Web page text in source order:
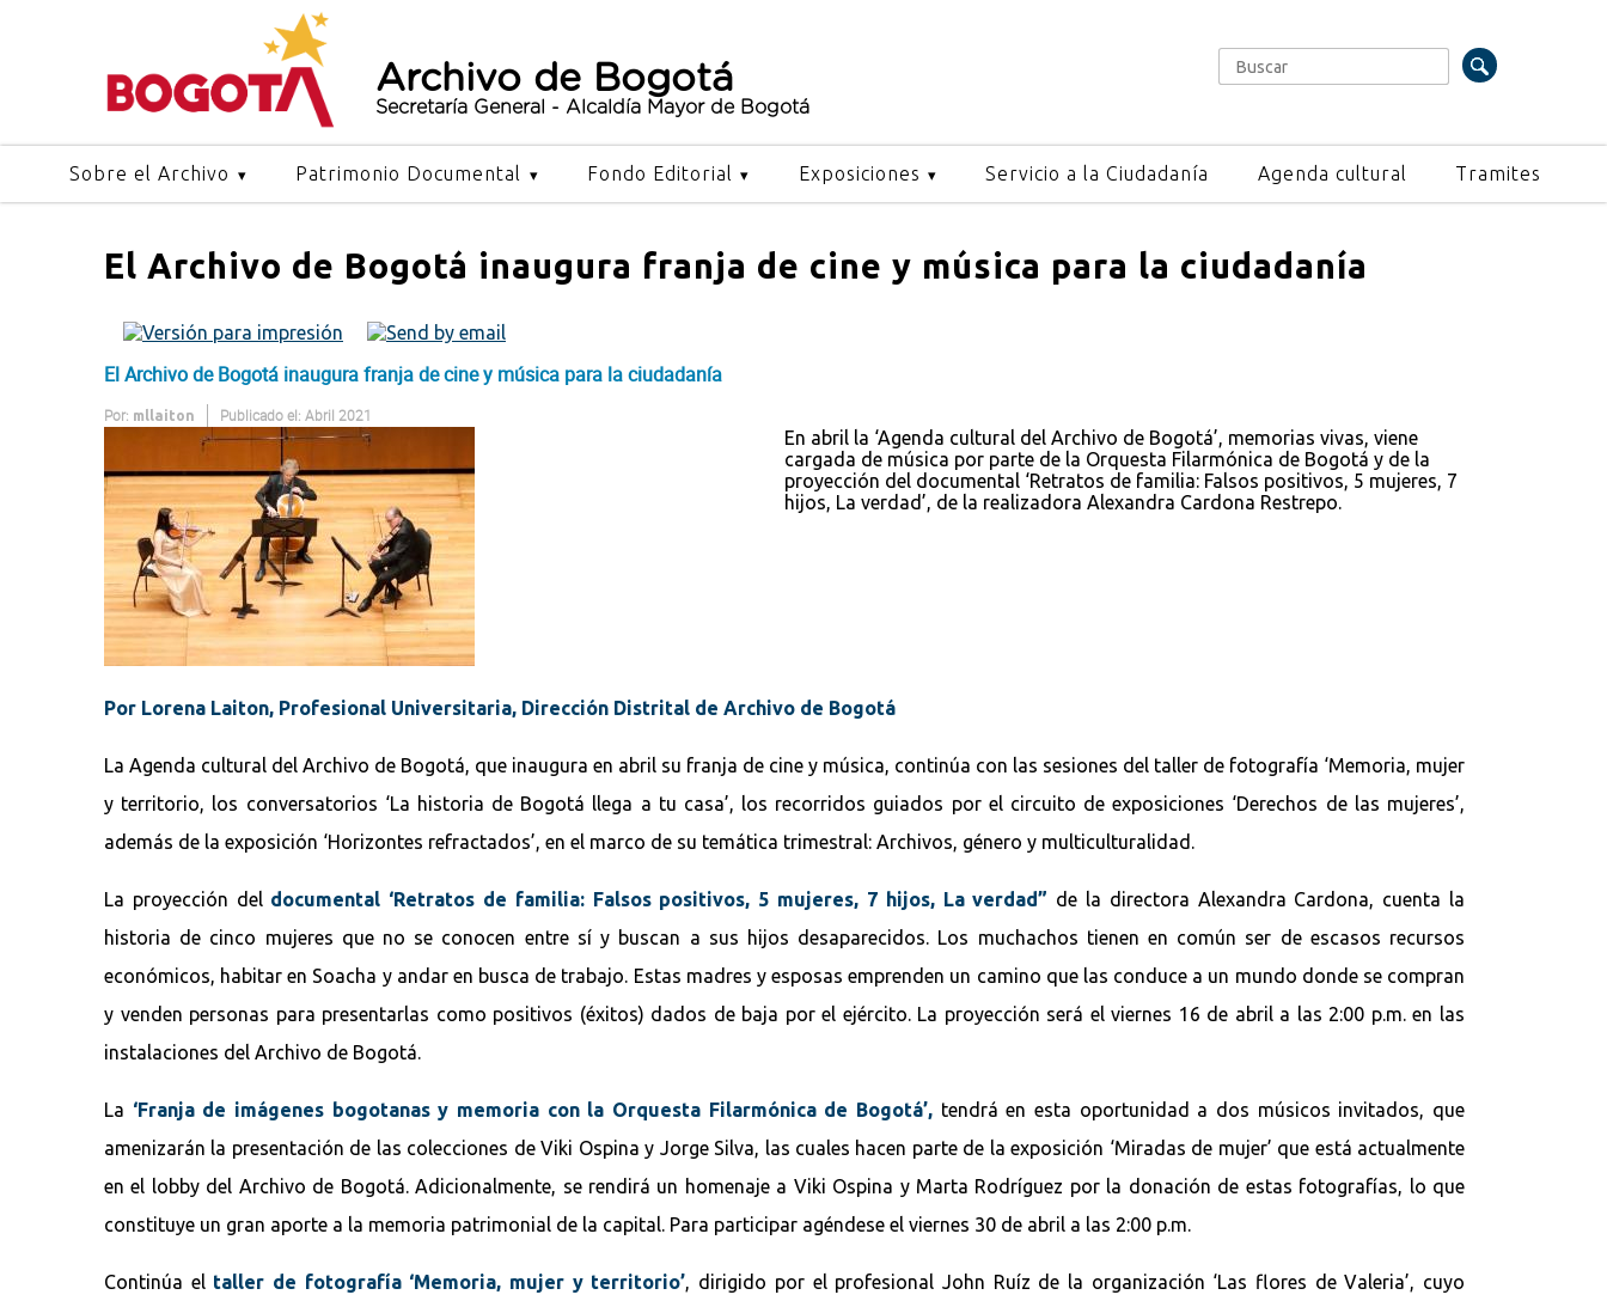
Archivo de Bogotá
Secretaría General - Alcaldía Mayor de Bogotá
Formulario de búsqueda
Buscar
Sobre el Archivo Patrimonio Documental Fondo Editorial Exposiciones Servicio a la Ciudadanía Agenda cultural Tramites
El Archivo de Bogotá inaugura franja de cine y música para la ciudadanía
El Archivo de Bogotá inaugura franja de cine y música para la ciudadanía
Por: mllaiton Publicado el: Abril 2021
En abril la ‘Agenda cultural del Archivo de Bogotá’, memorias vivas, viene
cargada de música por parte de la Orquesta Filarmónica de Bogotá y de la
proyección del documental ‘Retratos de familia: Falsos positivos, 5 mujeres, 7
hijos, La verdad’, de la realizadora Alexandra Cardona Restrepo.
Por Lorena Laiton, Profesional Universitaria, Dirección Distrital de Archivo de Bogotá
La Agenda cultural del Archivo de Bogotá, que inaugura en abril su franja de cine y música, continúa con las sesiones del taller de fotografía ‘Memoria, mujer
y territorio, los conversatorios ‘La historia de Bogotá llega a tu casa’, los recorridos guiados por el circuito de exposiciones ‘Derechos de las mujeres’,
además de la exposición ‘Horizontes refractados’, en el marco de su temática trimestral: Archivos, género y multiculturalidad.
La proyección del documental ‘Retratos de familia: Falsos positivos, 5 mujeres, 7 hijos, La verdad” de la directora Alexandra Cardona, cuenta la
historia de cinco mujeres que no se conocen entre sí y buscan a sus hijos desaparecidos. Los muchachos tienen en común ser de escasos recursos
económicos, habitar en Soacha y andar en busca de trabajo. Estas madres y esposas emprenden un camino que las conduce a un mundo donde se compran
y venden personas para presentarlas como positivos (éxitos) dados de baja por el ejército. La proyección será el viernes 16 de abril a las 2:00 p.m. en las
instalaciones del Archivo de Bogotá.
La ‘Franja de imágenes bogotanas y memoria con la Orquesta Filarmónica de Bogotá’, tendrá en esta oportunidad a dos músicos invitados, que
amenizarán la presentación de las colecciones de Viki Ospina y Jorge Silva, las cuales hacen parte de la exposición ‘Miradas de mujer’ que está actualmente
en el lobby del Archivo de Bogotá. Adicionalmente, se rendirá un homenaje a Viki Ospina y Marta Rodríguez por la donación de estas fotografías, lo que
constituye un gran aporte a la memoria patrimonial de la capital. Para participar agéndese el viernes 30 de abril a las 2:00 p.m.
Continúa eltaller de fotografía ‘Memoria, mujer y territorio’, dirigido por el profesional John Ruíz de la organización ‘Las flores de Valeria’, cuyo